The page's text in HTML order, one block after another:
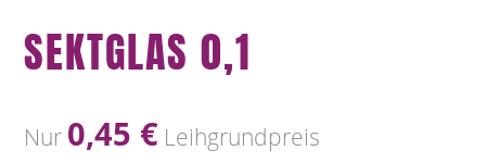
SEKTGLAS 0,1
Nur 0,45 € Leihgrundpreis